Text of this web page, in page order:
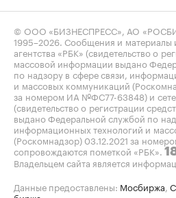
© ООО «БИЗНЕСПРЕСС», АО
1995–2026 . Сообщения и
агентства «РБК» (свидетельство о
массовой информации выдано
по надзору в сфере связи,
и массовых коммуникаций
за номером ИА №ФС77-63848) и
(свидетельство о регистрации
выдано Федеральной службой по
информационных технологий и
(Роскомнадзор) 03.12.2021 за
сопровождаются пометкой «РБК».
Владельцем сайта является
Данные предоставлены: Мосбиржа